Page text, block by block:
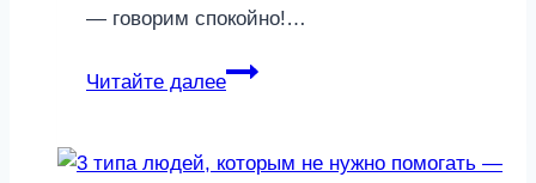
— говорим спокойно!…
Читайте далее
Публичный
женских